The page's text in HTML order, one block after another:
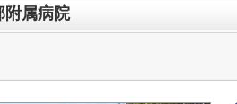
附属病院